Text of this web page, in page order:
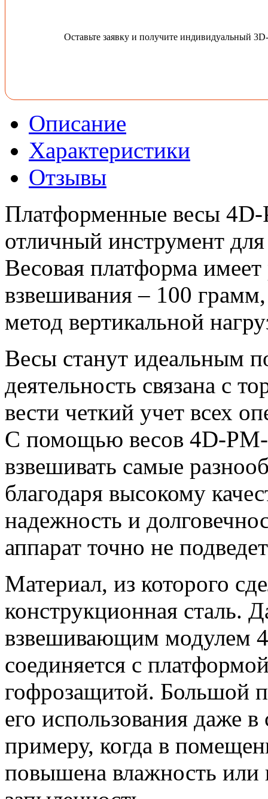
Оставьте заявку и получите индивидуальный
Описание
Характеристики
Отзывы
Платформенные весы
отличный инструмент
Весовая платформа
взвешивания – 100
метод вертикальной
Весы станут идеальным
деятельность связана с
вести четкий учет всех
С помощью весов 4D-
взвешивать самые
благодаря высокому
надежность и
аппарат точно не
Материал, из которого
конструкционная сталь.
взвешивающим модулем
соединяется с
гофрозащитой. Большой
его использования даже
примеру, когда в
повышена влажность или